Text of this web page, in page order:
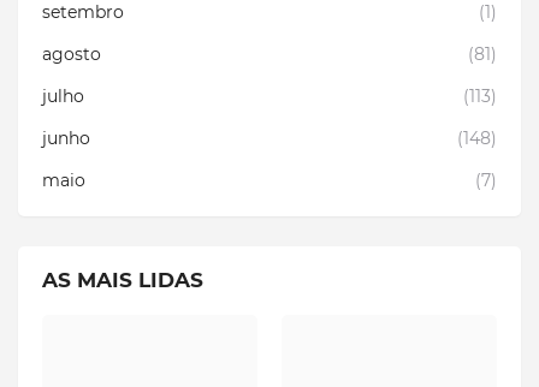
setembro
(1)
agosto
(81)
julho
(113)
junho
(148)
maio
(7)
AS MAIS LIDAS